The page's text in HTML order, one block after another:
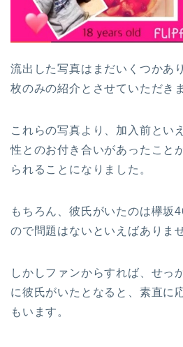
流出した写真はまだいくつかあ
枚のみの紹介とさせていただき
これらの写真より、加入前とい
性とのお付き合いがあったこと
られることになりました。
もちろん、彼氏がいたのは欅坂
ので問題はないといえばありま
しかしファンからすれば、せっ
に彼氏がいたとなると、素直に
もいます。